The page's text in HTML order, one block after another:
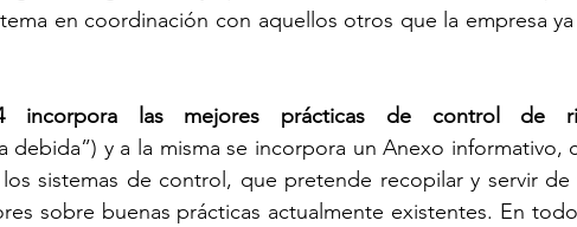
en coordinación con aquellos otros que la empresa
incorpora las mejores prácticas de control de
debida”) y a la misma se incorpora un Anexo informativo,
sistemas de control, que pretende recopilar y servir de
sobre buenas prácticas actualmente existentes. En